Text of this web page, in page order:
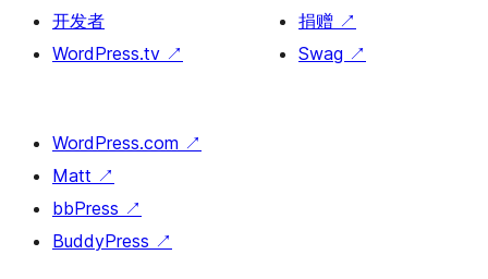
开发者
WordPress.tv ↗
捐赠 ↗
Swag ↗
WordPress.com ↗
Matt ↗
bbPress ↗
BuddyPress ↗